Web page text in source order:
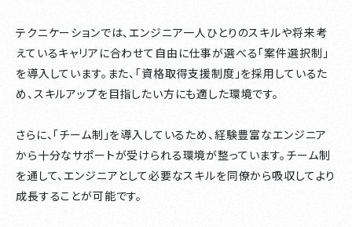
テクニケーションでは、エンジニア一人ひとりのスキルや将来考
えているキャリアに合わせて自由に仕事が選べる「案件選択制」
を導入しています。また、「資格取得支援制度」を採用しているた
め、スキルアップを目指したい方にも適した環境です。
さらに、「チーム制」を導入しているため、経験豊富なエンジニア
から十分なサポートが受けられる環境が整っています。チーム制
を通して、エンジニアとして必要なスキルを同僚から吸収してより
成長することが可能です。